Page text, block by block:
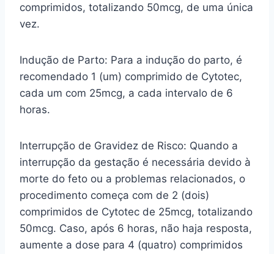
comprimidos, totalizando 50mcg, de uma única
vez.
Indução de Parto: Para a indução do parto, é
recomendado 1 (um) comprimido de Cytotec,
cada um com 25mcg, a cada intervalo de 6
horas.
Interrupção de Gravidez de Risco: Quando a
interrupção da gestação é necessária devido à
morte do feto ou a problemas relacionados, o
procedimento começa com de 2 (dois)
comprimidos de Cytotec de 25mcg, totalizando
50mcg. Caso, após 6 horas, não haja resposta,
aumente a dose para 4 (quatro) comprimidos